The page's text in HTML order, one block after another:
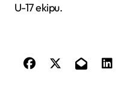
U-17 ekipu.